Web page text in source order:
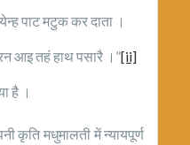
पाट मटुक कर दाता ।
आइ तहं हाथ पसारै ।”[ii]
है ।
कृति मधुमालती में न्यायपूर्ण